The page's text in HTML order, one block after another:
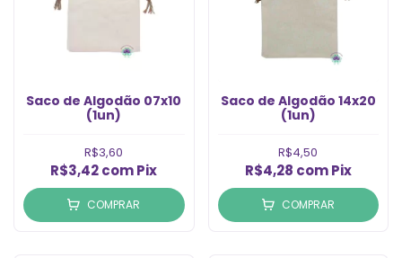
Saco de Algodão 07x10
(1un)
R$3,60
R$3,42comPix
COMPRAR
Saco de Algodão 14x20
(1un)
R$4,50
R$4,28 com Pix
COMPRAR